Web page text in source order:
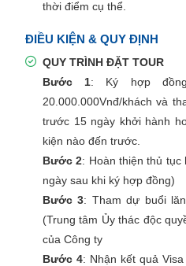
thời điểm cụ thể.
ĐIỀU KIỆN & QUY ĐỊNH
QUY TRÌNH ĐẶT TOUR
Bước 1: Ký hợp
20.000.000Vnđ/khách và
trước 15 ngày khởi hành
kiện nào đến trước.
Bước 2: Hoàn thiện thủ tục
ngày sau khi ký hợp đồng)
Bước 3: Tham dự buổi
(Trung tâm Ủy thác độc
của Công ty
Bước 4: Nhận kết quả